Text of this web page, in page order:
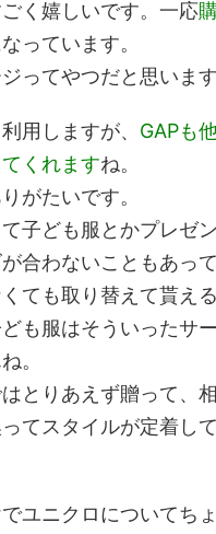
く嬉しいです。一応
っています。
ってやつだと思います
用しますが、 GAPも
くれますね。
がたいです。
子ども服とかプレゼ
合わないこともあっ
ても取り替えて貰え
も服はそういったサ
。
とりあえず贈って、
てスタイルが定着し
ユニクロについてち